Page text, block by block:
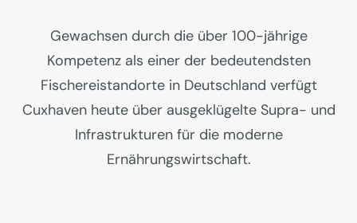
Gewachsen durch die über 100-jährige
Kompetenz als einer der bedeutendsten
Fischereistandorte in Deutschland verfügt
Cuxhaven heute über ausgeklügelte Supra- und
Infrastrukturen für die moderne
Ernährungswirtschaft.